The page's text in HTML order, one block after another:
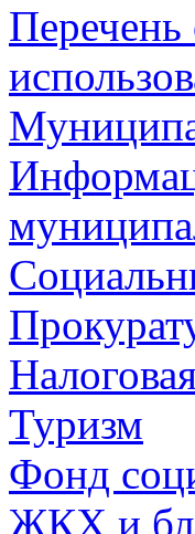
Туризм
Фонд
ЖКХ и